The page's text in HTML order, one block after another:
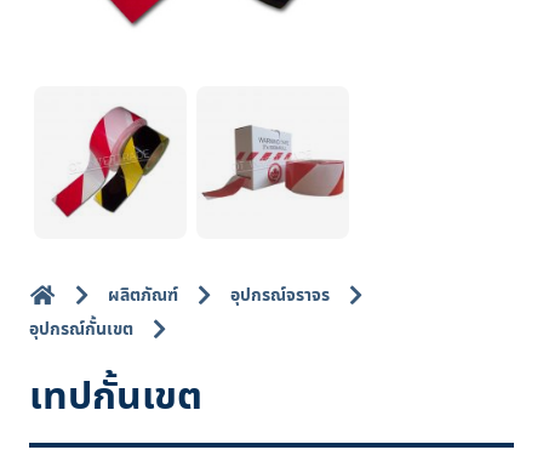
ผลิตภัณฑ์
อุปกรณ์จราจร
อุปกรณ์กั้นเขต
เทปกั้นเขต